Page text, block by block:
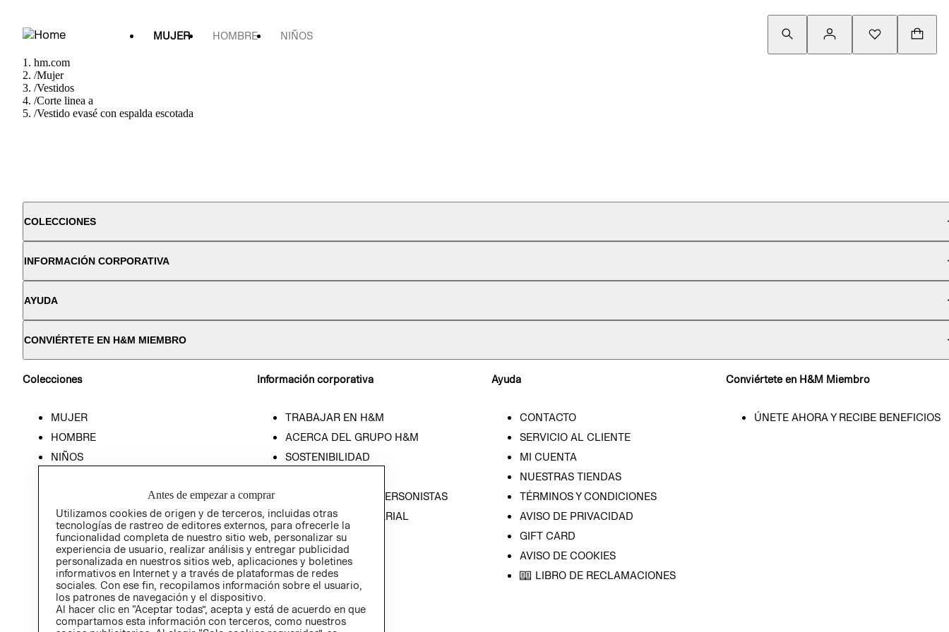
MUJER HOMBRE NIÑOS
hm.com
/Mujer
/Vestidos
/Corte linea a
/Vestido evasé con espalda escotada
COLECCIONES
INFORMACIÓN CORPORATIVA
AYUDA
CONVIÉRTETE EN H&M MIEMBRO
Colecciones
MUJER
HOMBRE
NIÑOS
Información corporativa
TRABAJAR EN H&M
ACERCA DEL GRUPO H&M
SOSTENIBILIDAD
RELACIÓN CON INVERSONISTAS
POLÍTICA EMPRESARIAL
Ayuda
CONTACTO
SERVICIO AL CLIENTE
MI CUENTA
NUESTRAS TIENDAS
TÉRMINOS Y CONDICIONES
AVISO DE PRIVACIDAD
GIFT CARD
AVISO DE COOKIES
LIBRO DE RECLAMACIONES
Conviértete en H&M Miembro
ÚNETE AHORA Y RECIBE BENEFICIOS
Antes de empezar a comprar
Utilizamos cookies de origen y de terceros, incluidas otras
tecnologías de rastreo de editores externos, para ofrecerle la
funcionalidad completa de nuestro sitio web, personalizar su
experiencia de usuario, realizar análisis y entregar publicidad
personalizada en nuestros sitios web, aplicaciones y boletines
informativos en Internet y a través de plataformas de redes
sociales. Con ese fin, recopilamos información sobre el usuario,
los patrones de navegación y el dispositivo.
Al hacer clic en “Aceptar todas”, acepta y está de acuerdo en que
compartamos esta información con terceros, como nuestros